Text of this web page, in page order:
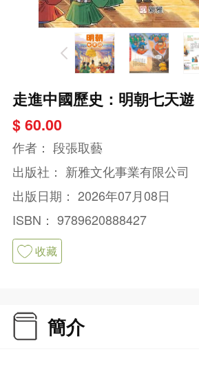
走進中國歷史：明朝七天遊
$ 60.00
作者： 段張取藝
出版社： 新雅文化事業有限公司
出版日期： 2026年07月08日
ISBN： 9789620888427
收藏
簡介